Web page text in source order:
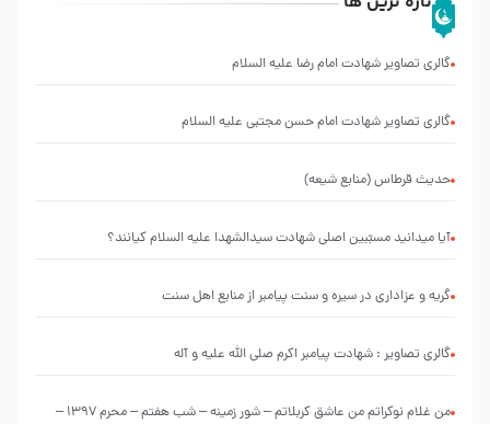
گالری تصاویر شهادت امام رضا علیه السلام
گالری تصاویر شهادت امام حسن مجتبی علیه السلام
حدیث قرطاس (منابع شیعه)
آیا میدانید مسبّبین اصلی شهادت سیدالشهدا علیه ‌السلام کیانند؟
گریه و عزاداری در سیره و سنت پیامبر از منابع اهل سنت
گالری تصاویر : شهادت پیامبر اکرم صلی الله علیه و آله
من غلام نوکراتم من عاشق کربلاتم – شور زمینه – شب هفتم – محرم 1397 –